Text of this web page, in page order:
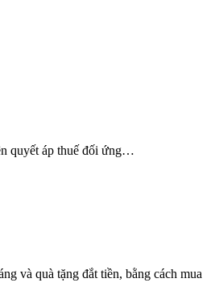
quyết áp thuế đối ứng…
và quà tặng đắt tiền, bằng cách mua